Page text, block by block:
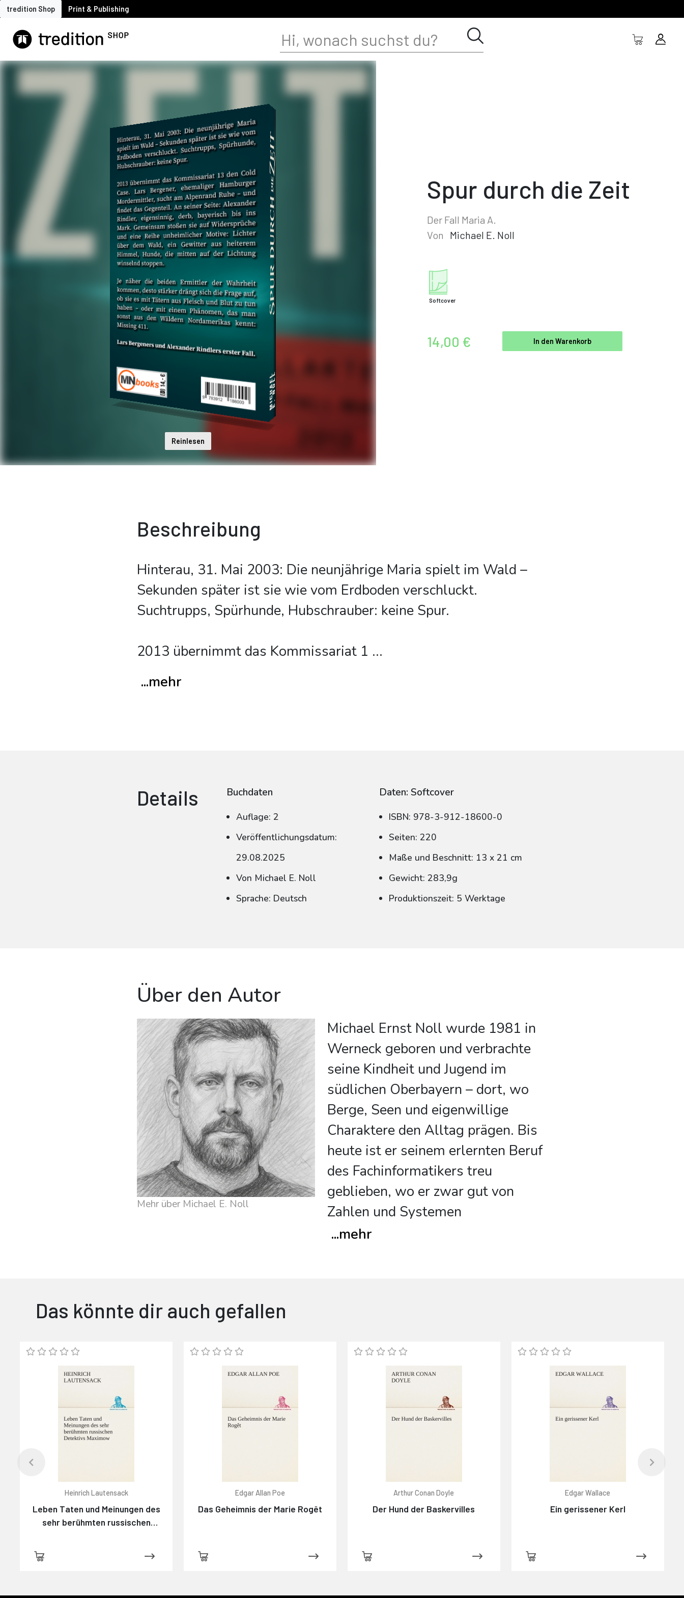
tredition Shop Print & Publishing
Reinlesen
Spur durch die Zeit
Der Fall Maria A.
Von
Michael E. Noll
Softcover
14,00 € In den Warenkorb
Beschreibung
Hinterau, 31. Mai 2003: Die neunjährige Maria spielt im Wald –
Sekunden später ist sie wie vom Erdboden verschluckt.
Suchtrupps, Spürhunde, Hubschrauber: keine Spur.
2013 übernimmt das Kommissariat 1 ...
...mehr
Details Buchdaten
Auflage: 2
Veröffentlichungsdatum:
29.08.2025
Von Michael E. Noll
Sprache: Deutsch
Daten: Softcover
ISBN: 978-3-912-18600-0
Seiten: 220
Maße und Beschnitt: 13 x 21 cm
Gewicht: 283,9g
Produktionszeit: 5 Werktage
Über den Autor
Mehr über Michael E. Noll
Michael Ernst Noll wurde 1981 in
Werneck geboren und verbrachte
seine Kindheit und Jugend im
südlichen Oberbayern – dort, wo
Berge, Seen und eigenwillige
Charaktere den Alltag prägen. Bis
heute ist er seinem erlernten Beruf
des Fachinformatikers treu
geblieben, wo er zwar gut von
Zahlen und Systemen
...mehr
Das könnte dir auch gefallen
Heinrich Lautensack
Leben Taten und Meinungen des
sehr berühmten russischen
Edgar Allan Poe
Das Geheimnis der Marie Rogêt
Arthur Conan Doyle
Der Hund der Baskervilles
Edgar Wallace
Ein gerissener Kerl